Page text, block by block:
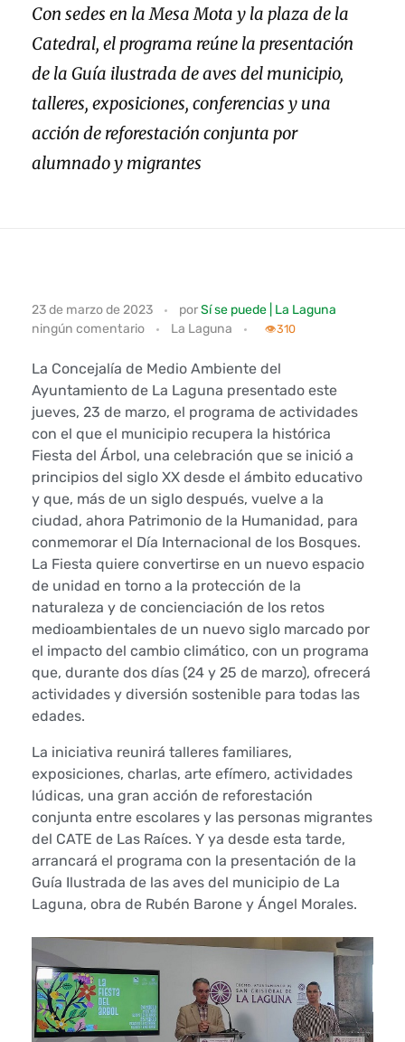
Con sedes en la Mesa Mota y la plaza de la
Catedral, el programa reúne la presentación
de la Guía ilustrada de aves del municipio,
talleres, exposiciones, conferencias y una
acción de reforestación conjunta por
alumnado y migrantes
L
a
C
o
n
c
e
j
a
l
í
a
d
e
M
e
d
i
o
A
23 de marzo de 2023 porSí se puede | La Laguna
ningún comentario
La Laguna 👁️310
La Concejalía de Medio Ambiente del
Ayuntamiento de La Laguna presentado este
jueves, 23 de marzo, el programa de actividades
con el que el municipio recupera la histórica
Fiesta del Árbol, una celebración que se inició a
principios del siglo XX desde el ámbito educativo
y que, más de un siglo después, vuelve a la
ciudad, ahora Patrimonio de la Humanidad, para
conmemorar el Día Internacional de los Bosques.
La Fiesta quiere convertirse en un nuevo espacio
de unidad en torno a la protección de la
naturaleza y de concienciación de los retos
medioambientales de un nuevo siglo marcado por
el impacto del cambio climático, con un programa
que, durante dos días (24 y 25 de marzo), ofrecerá
actividades y diversión sostenible para todas las
edades.
La iniciativa reunirá talleres familiares,
exposiciones, charlas, arte efímero, actividades
lúdicas, una gran acción de reforestación
conjunta entre escolares y las personas migrantes
del CATE de Las Raíces. Y ya desde esta tarde,
arrancará el programa con la presentación de la
Guía Ilustrada de las aves del municipio de La
Laguna, obra de Rubén Barone y Ángel Morales.